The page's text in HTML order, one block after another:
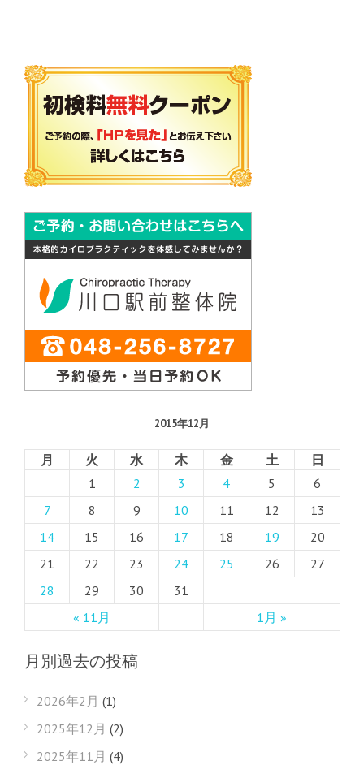
2015年12月
月 火 水 木 金 土 日
« 11月 1月 »
1 2 3 4 5
6
7
8 9 10 11 12
13
14
15 16 17 18 19
20
21
22 23 24 25 26
27
28
29 30 31
月別過去の投稿
2026年2月 (1)
2025年12月 (2)
2025年11月 (4)